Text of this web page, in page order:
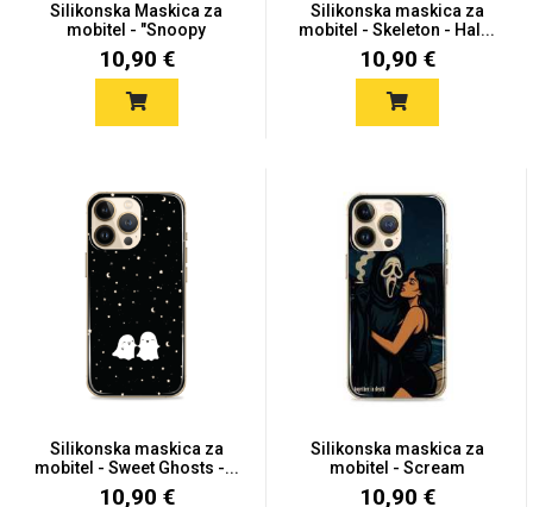
Silikonska Maskica za
mobitel - "Snoopy
Autumn...
10,90 €
Silikonska maskica za
mobitel - Skeleton - Hal...
10,90 €
Silikonska maskica za
mobitel - Sweet Ghosts -...
10,90 €
Silikonska maskica za
mobitel - Scream
Couple-...
10,90 €
Monogrami Dječji motivi